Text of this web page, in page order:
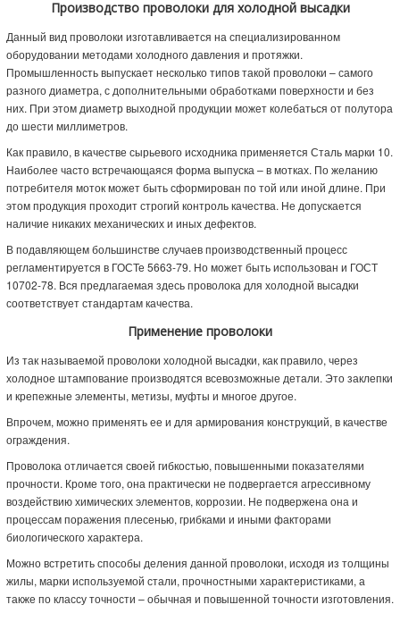
Производство проволоки для холодной высадки
Данный вид проволоки изготавливается на специализированном
оборудовании методами холодного давления и протяжки.
Промышленность выпускает несколько типов такой проволоки – самого
разного диаметра, с дополнительными обработками поверхности и без
них. При этом диаметр выходной продукции может колебаться от полутора
до шести миллиметров.
Как правило, в качестве сырьевого исходника применяется Сталь марки 10.
Наиболее часто встречающаяся форма выпуска – в мотках. По желанию
потребителя моток может быть сформирован по той или иной длине. При
этом продукция проходит строгий контроль качества. Не допускается
наличие никаких механических и иных дефектов.
В подавляющем большинстве случаев производственный процесс
регламентируется в ГОСТе 5663-79. Но может быть использован и ГОСТ
10702-78. Вся предлагаемая здесь проволока для холодной высадки
соответствует стандартам качества.
Применение проволоки
Из так называемой проволоки холодной высадки, как правило, через
холодное штампование производятся всевозможные детали. Это заклепки
и крепежные элементы, метизы, муфты и многое другое.
Впрочем, можно применять ее и для армирования конструкций, в качестве
ограждения.
Проволока отличается своей гибкостью, повышенными показателями
прочности. Кроме того, она практически не подвергается агрессивному
воздействию химических элементов, коррозии. Не подвержена она и
процессам поражения плесенью, грибками и иными факторами
биологического характера.
Можно встретить способы деления данной проволоки, исходя из толщины
жилы, марки используемой стали, прочностными характеристиками, а
также по классу точности – обычная и повышенной точности изготовления.